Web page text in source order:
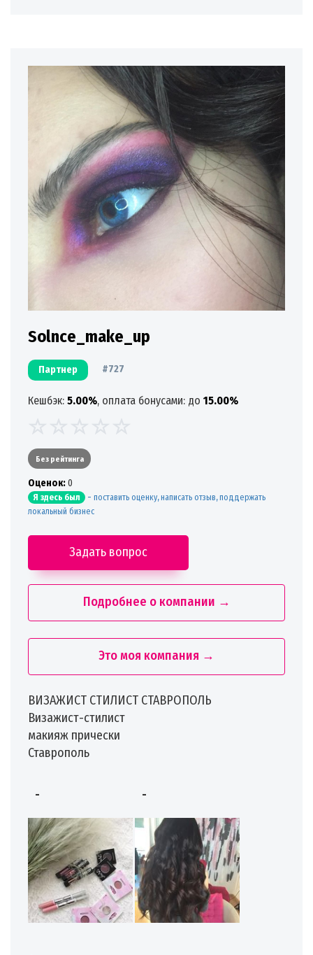
Solnce_make_up
Партнер #727
Кешбэк: 5.00%, оплата бонусами: до 15.00%
Без рейтинга
Oценок:0
Я здесь был - поставить оценку, написать отзыв, поддержать
локальный бизнес
Задать вопрос
Подробнее о компании →
Это моя компания →
ВИЗАЖИСТ СТИЛИСТ СТАВРОПОЛЬ
Визажист-стилист
макияж прически
Ставрополь
- -